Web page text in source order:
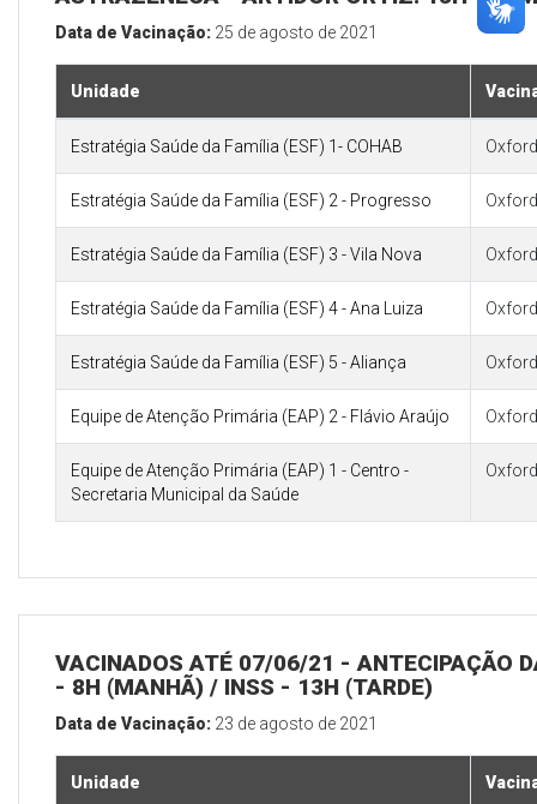
Data de Vacinação: 25 de agosto de 2021
Unidade
Estratégia Saúde da Família (ESF) 1- COHAB
Estratégia Saúde da Família (ESF) 2 - Progresso
Estratégia Saúde da Família (ESF) 3 - Vila Nova
Estratégia Saúde da Família (ESF) 4 - Ana Luiza
Estratégia Saúde da Família (ESF) 5 - Aliança
Equipe de Atenção Primária (EAP) 2 - Flávio Araújo
Equipe de Atenção Primária (EAP) 1 - Centro -
Secretaria Municipal da Saúde
VACINADOS ATÉ 07/06/21 - ANTECIPAÇÃO
- 8H (MANHÃ) / INSS - 13H (TARDE)
Data de Vacinação: 23 de agosto de 2021
Unidade